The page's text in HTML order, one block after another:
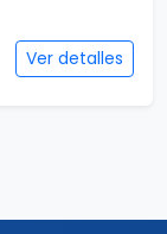
Ver detalles